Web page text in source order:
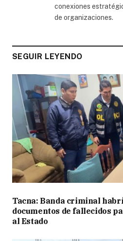
conexiones
de organizaciones.
SEGUIR LEYENDO
Tacna: Banda criminal
documentos de fallecidos
al Estado